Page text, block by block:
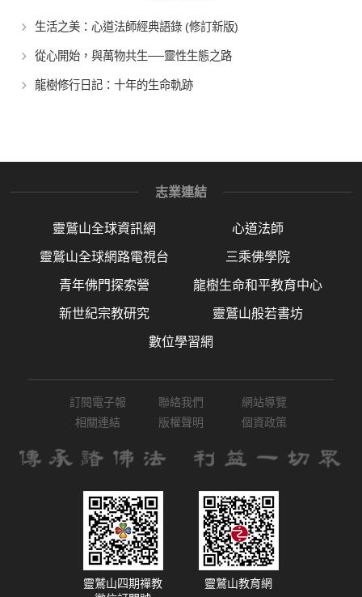
生活之美：心道法師經典語錄 (修訂新版)
從心開始，與萬物共生──靈性生態之路
龍樹修行日記：十年的生命軌跡
志業連結
靈鷲山全球資訊網 心道法師
靈鷲山全球網路電視台 三乘佛學院
青年佛門探索營 龍樹生命和平教育中心
新世紀宗教研究 靈鷲山般若書坊
數位學習網
訂閱電子報 聯絡我們
網站導覽
相關連結
版權聲明 個資政策
靈鷲山四期禪教
靈鷲山教育網